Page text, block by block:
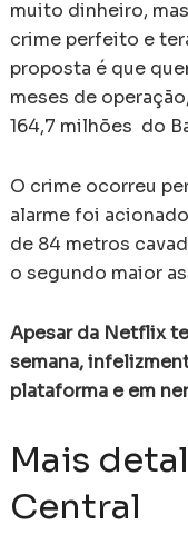
muito dinheiro,
crime perfeito e
proposta é que
meses de
164,7 milhões do
O crime ocorreu
alarme foi
de 84 metros
o segundo maior
Apesar da Netflix
semana,
plataforma e em
Mais
Central